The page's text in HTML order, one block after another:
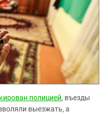
полицией, въезды
выезжать, а